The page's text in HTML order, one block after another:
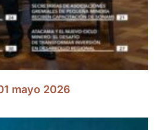
mayo 2026